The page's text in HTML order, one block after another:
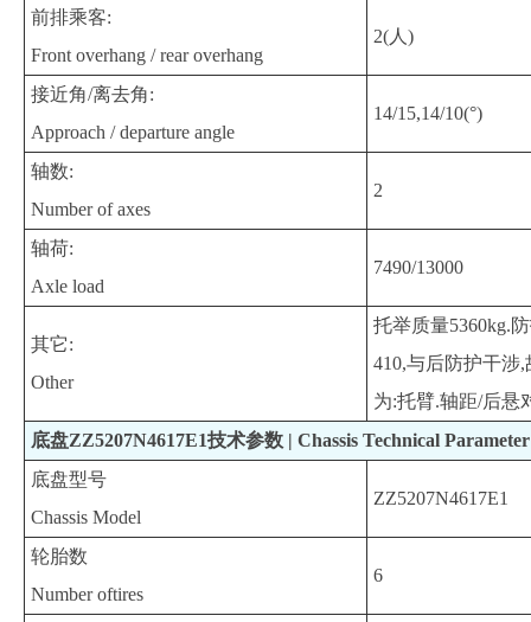
前排乘客:
Front overhang / rear overhang
2(人)
接近角/离去角:
Approach / departure angle
14/15,14/10(°)
轴数:
Number of axes
2
轴荷:
Axle load
7490/13000
其它:
Other
托举质量5360kg.
410,与后防护干涉
为:托臂.轴距/后悬
底盘ZZ5207N4617E1技术参数 | Chassis Technical Parameter
底盘型号
Chassis Model
ZZ5207N4617E1
轮胎数
Number oftires
6